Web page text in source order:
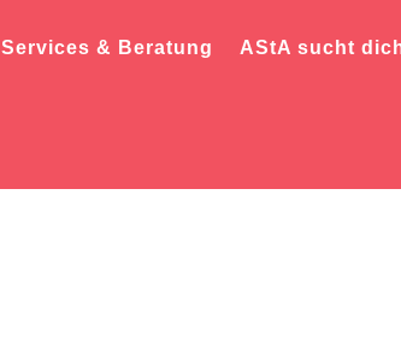
Services & Beratung AStA sucht